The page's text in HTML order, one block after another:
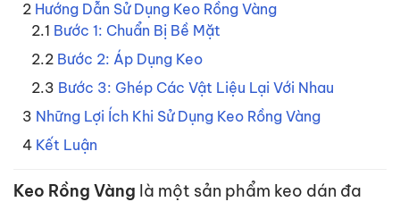
Hướng Dẫn Sử Dụng Keo Rồng Vàng
Bước 1: Chuẩn Bị Bề Mặt
Bước 2: Áp Dụng Keo
Bước 3: Ghép Các Vật Liệu Lại Với Nhau
Những Lợi Ích Khi Sử Dụng Keo Rồng Vàng
Kết Luận
Keo Rồng Vàng là một sản phẩm keo dán đa